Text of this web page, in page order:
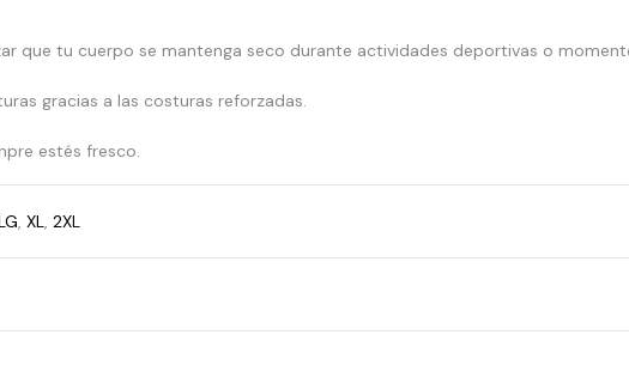
que tu cuerpo se mantenga seco durante actividades deportivas o
gracias a las costuras reforzadas.
estés fresco.
, XL, 2XL